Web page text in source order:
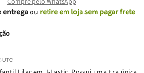
Compre pelo WhatsApp
entregaou retire em loja sem pagar frete